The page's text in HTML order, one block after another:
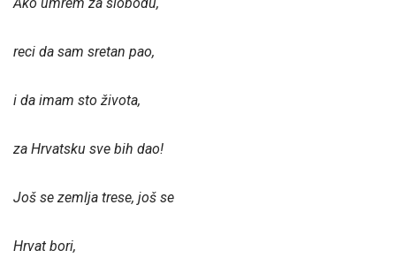
reci da sam sretan pao,
i da imam sto života,
za Hrvatsku sve bih dao!
Još se zemlja trese, još se
Hrvat bori,